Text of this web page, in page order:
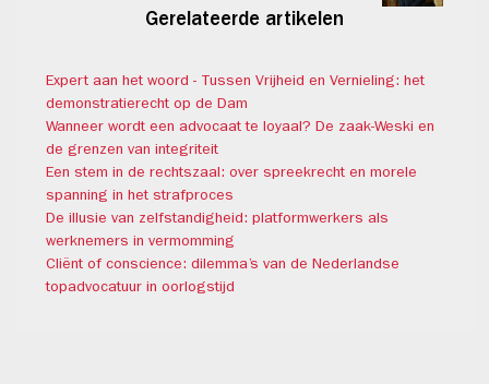
Gerelateerde artikelen
Expert aan het woord - Tussen Vrijheid en Vernieling: het
demonstratierecht op de Dam
Wanneer wordt een advocaat te loyaal? De zaak-Weski en
de grenzen van integriteit
Een stem in de rechtszaal: over spreekrecht en morele
spanning in het strafproces
De illusie van zelfstandigheid: platformwerkers als
werknemers in vermomming
Cliënt of conscience: dilemma’s van de Nederlandse
topadvocatuur in oorlogstijd